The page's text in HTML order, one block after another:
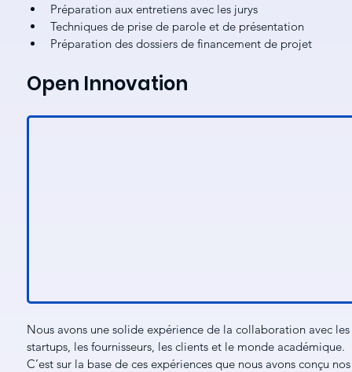
Préparation aux entretiens avec les jurys
Techniques de prise de parole et de présentation
Préparation des dossiers de financement de projet
Open Innovation
Nous avons une solide expérience de la collaboration avec les
startups, les fournisseurs, les clients et le monde académique.
C’est sur la base de ces expériences que nous avons conçu